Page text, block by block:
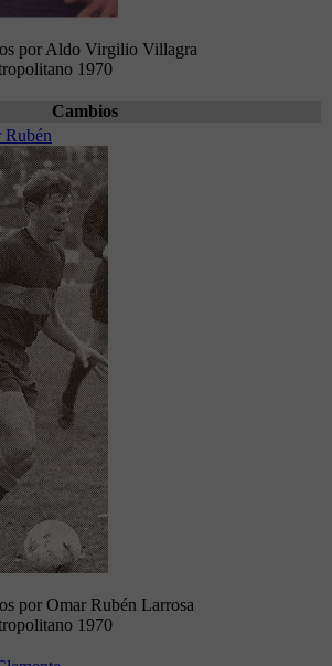
por Aldo Virgilio Villagra
1970
Cambios
Rubén
por Omar Rubén Larrosa
1970